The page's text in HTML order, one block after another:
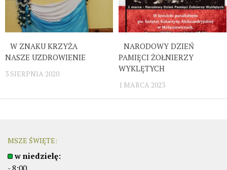
W ZNAKU KRZYŻA
NASZE UZDROWIENIE
3 SIERPNIA 2020
NARODOWY DZIEŃ
PAMIĘCI ŻOŁNIERZY
WYKLĘTYCH
1 MARCA 2023
MSZE ŚWIĘTE:
w niedzielę: